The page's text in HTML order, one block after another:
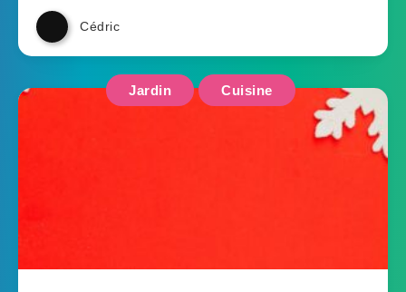
Cédric
Jardin Cuisine